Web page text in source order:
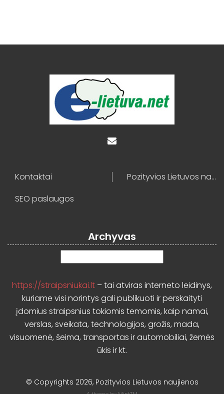
Kontaktai
Pozityvios Lietuvos naujienos
SEO paslaugos
Archyvas
https://straipsniukai.lt – tai atviras interneto leidinys,
kuriame visi norintys gali publikuoti ir perskaityti
įdomius straipsnius tokiomis temomis, kaip namai,
verslas, sveikata, technologijos, grožis, mada,
visuomenė, šeima, transportas ir automobiliai, žemės
ūkis ir kt.
© Copyrights 2026, Pozityvios Lietuvos naujienos